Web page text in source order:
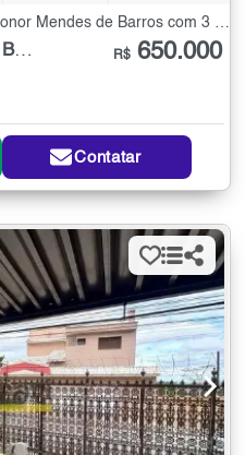
Sobrado à Venda no Jardim Leonor Mendes de Barros com 3 quartos - 189 m²
Jardim Leonor Mendes de Barros R$ 650.000
Contatar